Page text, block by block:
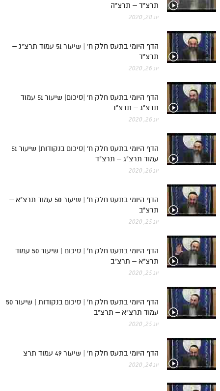
תלמוד עשר הספירות חלק ז
תלמוד עשר הספירות חלק ח
תלמוד עשר הספירות חלק ט
תלמוד עשר הספירות חלק י
תלמוד עשר הספירות חלק יא
תלמוד עשר הספירות חלק יב
תלמוד עשר הספירות חלק יג
תלמוד עשר הספירות חלק יד
תלמוד עשר הספירות חלק טו
בית שער הכוונות
אודות האתר
אודות האתר
בעל הסולם
לאתר ספר הרב
דף היומי בזוהר הקדוש
תרצ"ד – תרצ"ה
יונ 28, 2020
הדף היומי בתעס חלק ח' | שיעור 51 עמוד תרצ"ג –
תרצ"ד
יונ 26, 2020
הדף היומי בתעס חלק ח' |סיכום| שיעור 51 עמוד
תרצ"ג – תרצ"ד
יונ 26, 2020
הדף היומי בתעס חלק ח' |סיכום בנקודות| שיעור 51
עמוד תרצ"ג – תרצ"ד
יונ 26, 2020
הדף היומי בתעס חלק ח' | שיעור 50 עמוד תרצ"א –
תרצ"ב
יונ 25, 2020
הדף היומי בתעס חלק ח' | סיכום | שיעור 50 עמוד
תרצ"א – תרצ"ב
יונ 25, 2020
הדף היומי בתעס חלק ח' | סיכום בנקודות | שיעור 50
עמוד תרצ"א – תרצ"ב
יונ 25, 2020
הדף היומי בתעס חלק ח' | שיעור 49 עמוד תרצ
יונ 24, 2020